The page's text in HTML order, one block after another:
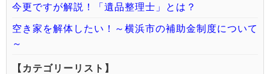
今更ですが解説！「遺品整理士」とは？
空き家を解体したい！～横浜市の補助金制度について
～
【カテゴリーリスト】